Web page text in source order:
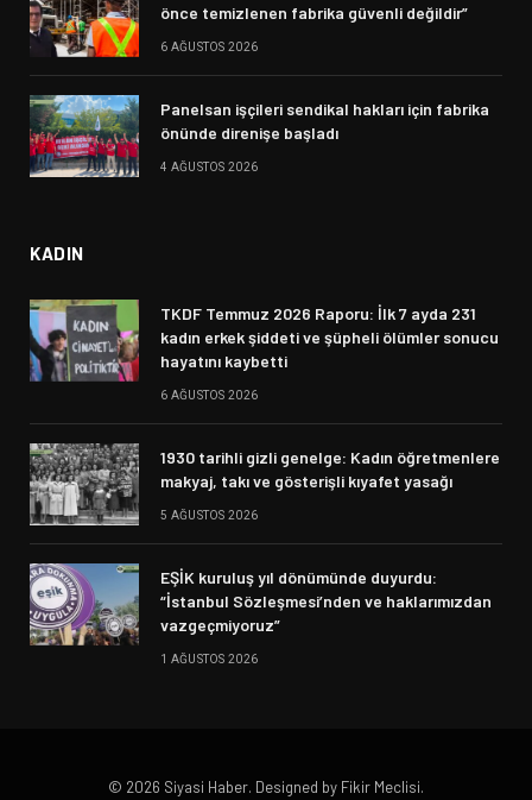
önce temizlenen fabrika güvenli değildir”
6 AĞUSTOS 2026
Panelsan işçileri sendikal hakları için fabrika
önünde direnişe başladı
4 AĞUSTOS 2026
KADIN
TKDF Temmuz 2026 Raporu: İlk 7 ayda 231
kadın erkek şiddeti ve şüpheli ölümler sonucu
hayatını kaybetti
6 AĞUSTOS 2026
1930 tarihli gizli genelge: Kadın öğretmenlere
makyaj, takı ve gösterişli kıyafet yasağı
5 AĞUSTOS 2026
EŞİK kuruluş yıl dönümünde duyurdu:
“İstanbul Sözleşmesi’nden ve haklarımızdan
vazgeçmiyoruz”
1 AĞUSTOS 2026
© 2026 Siyasi Haber. Designed by Fikir Meclisi.